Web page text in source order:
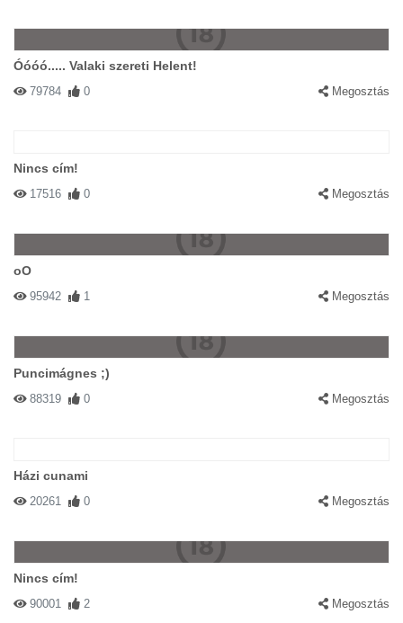
Óóóó..... Valaki szereti Helent!
79784 0 Megosztás
Nincs cím!
17516 0 Megosztás
oO
95942 1 Megosztás
Puncimágnes ;)
88319 0 Megosztás
Házi cunami
20261 0 Megosztás
Nincs cím!
90001 2 Megosztás